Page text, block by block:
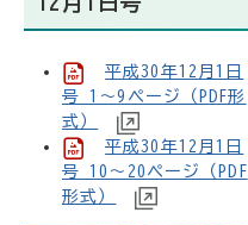
平成30年12月1日
号 1～9ページ（PDF形
式）
平成30年12月1日
号 10～20ページ（PDF
形式）